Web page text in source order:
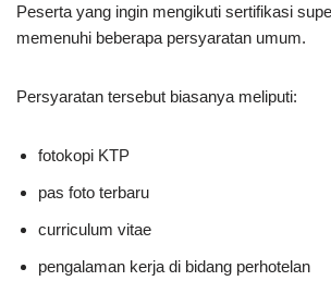
Peserta yang ingin mengikuti sertifikasi
memenuhi beberapa persyaratan umum.
Persyaratan tersebut biasanya meliputi:
fotokopi KTP
pas foto terbaru
curriculum vitae
pengalaman kerja di bidang perhotelan